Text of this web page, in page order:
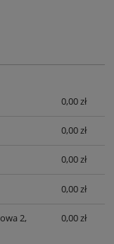
0,00 zł
0,00 zł
0,00 zł
0,00 zł
2,
0,00 zł